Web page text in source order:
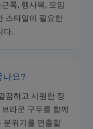
룩, 행사복, 모임
스타일이 필요한
다.
나요?
끔하고 시원한 정
라운 구두를 함께
분위기를 연출할